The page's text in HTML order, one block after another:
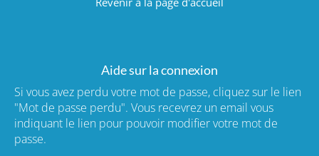
Aide sur la connexion
Si vous avez perdu votre mot de passe, cliquez sur le lien
"Mot de passe perdu". Vous recevrez un email vous
indiquant le lien pour pouvoir modifier votre mot de
passe.